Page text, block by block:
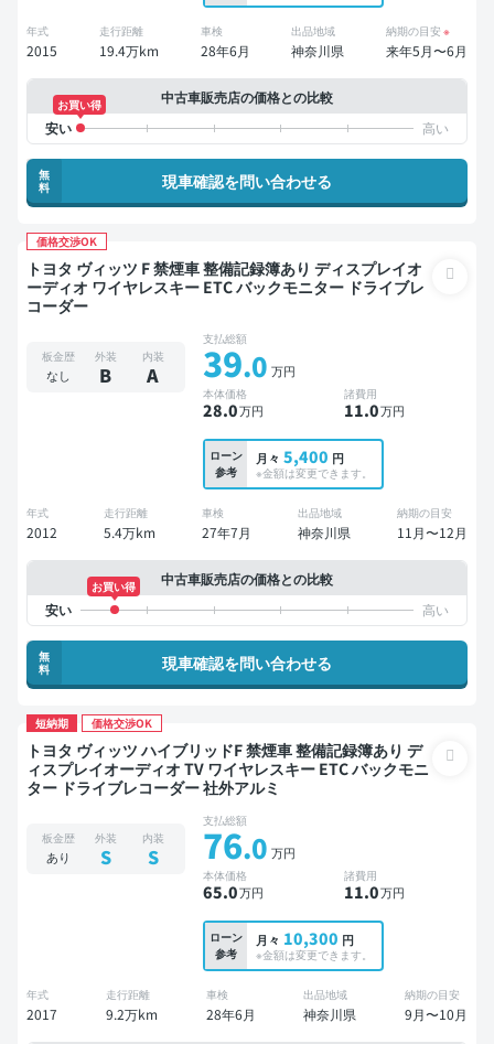
年式
2015
走行距離
19.4万km
車検
28年6月
出品地域
神奈川県
納期の目安 ※
来年5月〜6月
中古車販売店の価格との比較
お買い得
無
料
現車確認を問い合わせる
価格交渉OK
トヨタ ヴィッツ F 禁煙車 整備記録簿あり ディスプレイオ
ーディオ ワイヤレスキー ETC バックモニター ドライブレ
コーダー
板金歴
なし
外装
B
内装
A
支払総額
39.0 万円
本体価格
28.0万円
諸費用
11.0万円
ローン
参考
月々 5,400 円
※金額は変更できます。
年式
2012
走行距離
5.4万km
車検
27年7月
出品地域
神奈川県
納期の目安
11月〜12月
中古車販売店の価格との比較
お買い得
無
料
現車確認を問い合わせる
短納期 価格交渉OK
トヨタ ヴィッツ ハイブリッドF 禁煙車 整備記録簿あり デ
ィスプレイオーディオ TV ワイヤレスキー ETC バックモニ
ター ドライブレコーダー 社外アルミ
板金歴
あり
外装
S
内装
S
支払総額
76.0 万円
本体価格
65.0万円
諸費用
11.0万円
ローン
参考
月々 10,300 円
※金額は変更できます。
年式
2017
走行距離
9.2万km
車検
28年6月
出品地域
神奈川県
納期の目安
9月〜10月